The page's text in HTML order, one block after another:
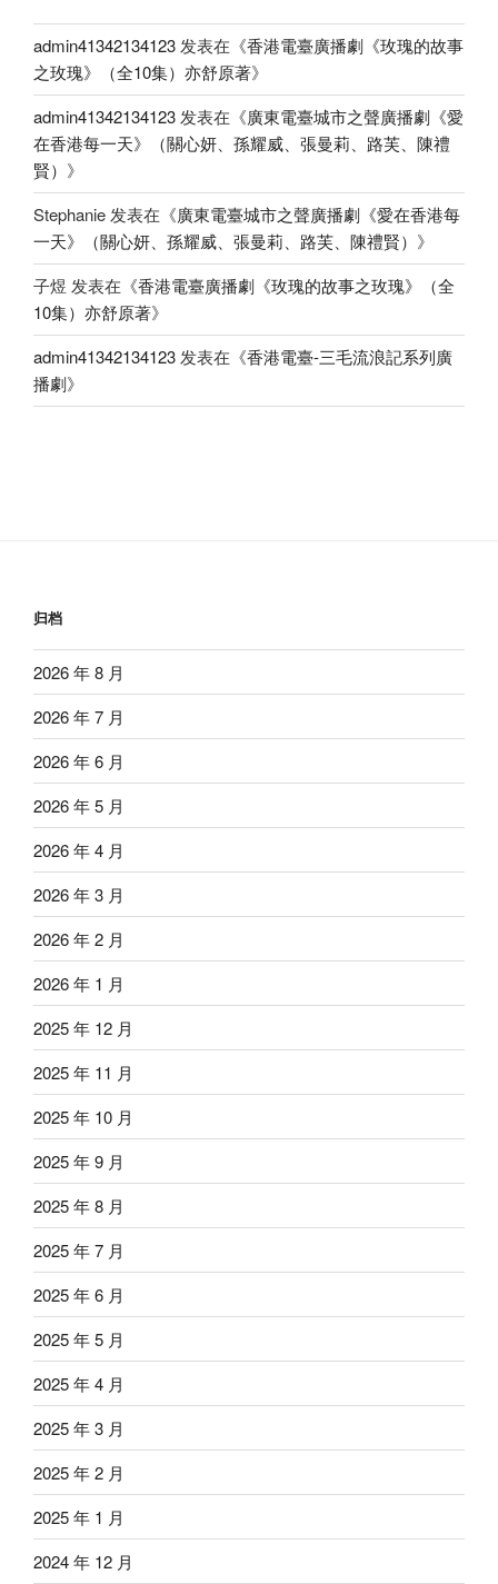
admin41342134123发表在《香港電臺廣播劇《玫瑰的故事
之玫瑰》（全10集）亦舒原著》
admin41342134123发表在《廣東電臺城市之聲廣播劇《愛
在香港每一天》（關心妍、孫耀威、張曼莉、路芙、陳禮
賢） 》
Stephanie发表在《廣東電臺城市之聲廣播劇《愛在香港每
一天》（關心妍、孫耀威、張曼莉、路芙、陳禮賢） 》
子煜 发表在《香港電臺廣播劇《玫瑰的故事之玫瑰》（全
10集）亦舒原著》
admin41342134123发表在《香港電臺-三毛流浪記系列廣
播劇》
归档
2026 年 8 月
2026 年 7 月
2026 年 6 月
2026 年 5 月
2026 年 4 月
2026 年 3 月
2026 年 2 月
2026 年 1 月
2025 年 12 月
2025 年 11 月
2025 年 10 月
2025 年 9 月
2025 年 8 月
2025 年 7 月
2025 年 6 月
2025 年 5 月
2025 年 4 月
2025 年 3 月
2025 年 2 月
2025 年 1 月
2024 年 12 月